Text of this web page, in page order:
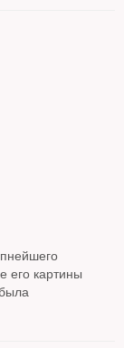
его картины